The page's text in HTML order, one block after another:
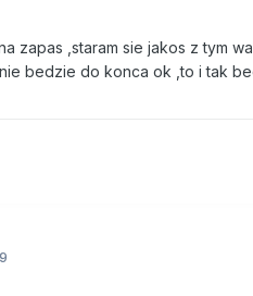
zapas ,staram sie jakos z tym
bedzie do konca ok ,to i tak